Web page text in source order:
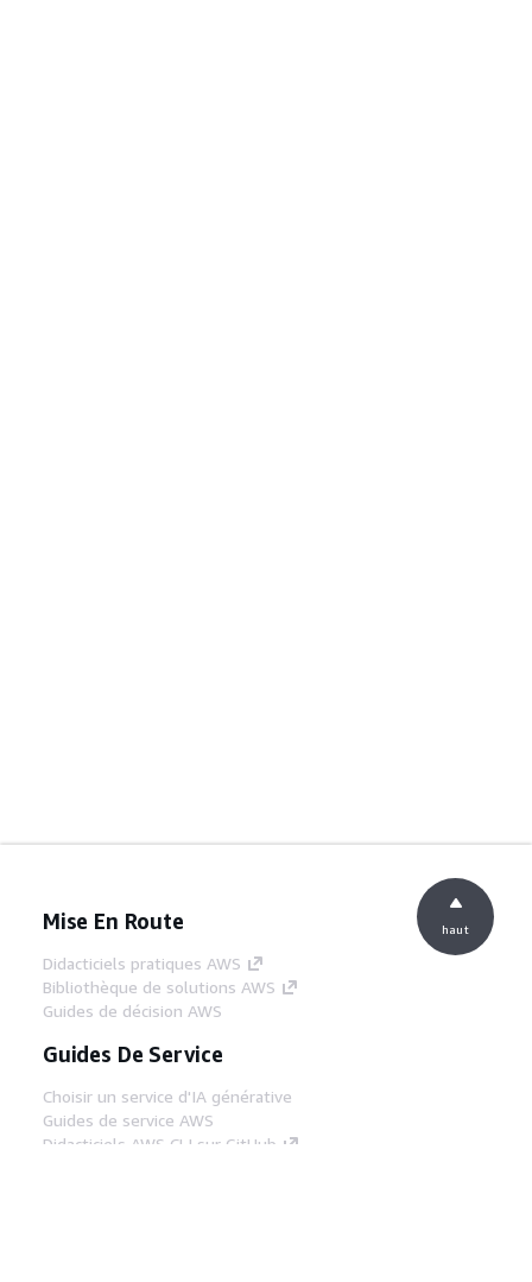
Mise En Route
Didacticiels pratiques AWS
Bibliothèque de solutions AWS
Guides de décision AWS
Guides De Service
Choisir un service d'IA générative
Guides de service AWS
Didacticiels AWS CLI sur GitHub
haut